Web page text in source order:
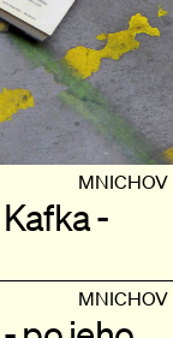
MNICHOV
-
MNICHOV